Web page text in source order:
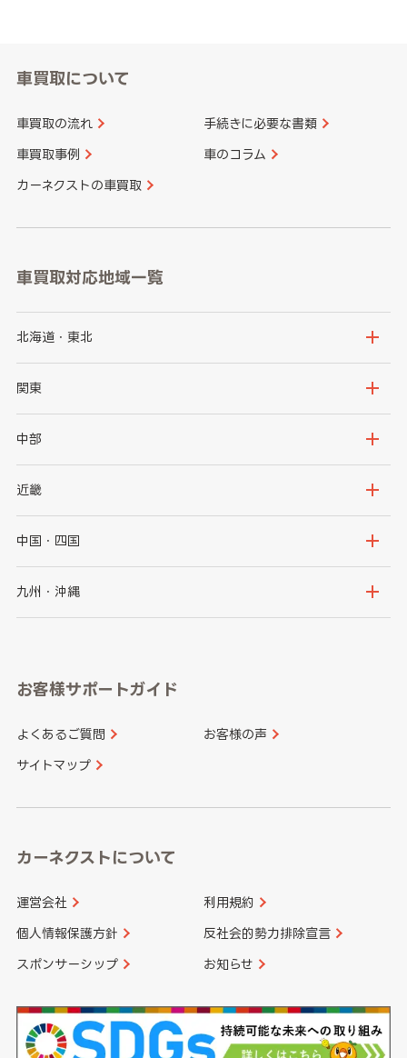
車買取について
車買取の流れ 手続きに必要な書類
車買取事例 車のコラム
カーネクストの車買取
車買取対応地域一覧
北海道・東北
北海道
岩手県
秋田県
関東
茨城県
群馬県
千葉県
中部
新潟県
石川県
山梨県
愛知県
近畿
大阪府
京都府
和歌山県
中国・四国
鳥取県
山口県
香川県 愛媛県
九州・沖縄
長崎県
大分県 宮崎県
お客様サポートガイド
よくあるご質問 お客様の声
サイトマップ
カーネクストについて
運営会社 利用規約
個人情報保護方針 反社会的勢力排除宣言
スポンサーシップ お知らせ